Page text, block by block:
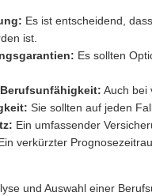
Es ist entscheidend,
ist.
Es sollten
Auch bei
Sie sollten auf jeden
Ein umfassender
verkürzter
und Auswahl einer